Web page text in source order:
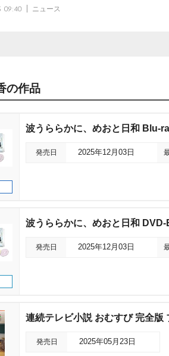
09:40 ニュース
の作品
波うららかに、めおと日和 Blu-
発売日 2025年12月03日
波うららかに、めおと日和 DVD-
発売日 2025年12月03日
連続テレビ小説 おむすび 完全版
発売日 2025年05月23日